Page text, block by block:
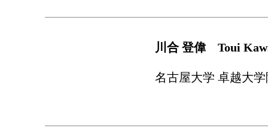
川合 登偉 Toui
名古屋大学 卓越大